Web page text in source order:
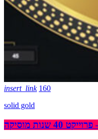
insert_link 160
solid gold
מוסיקה